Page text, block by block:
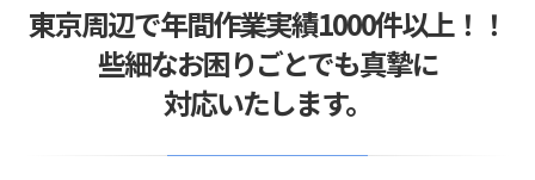
東京周辺で年間作業実績1000件以上！！
些細なお困りごとでも真摯に
対応いたします。